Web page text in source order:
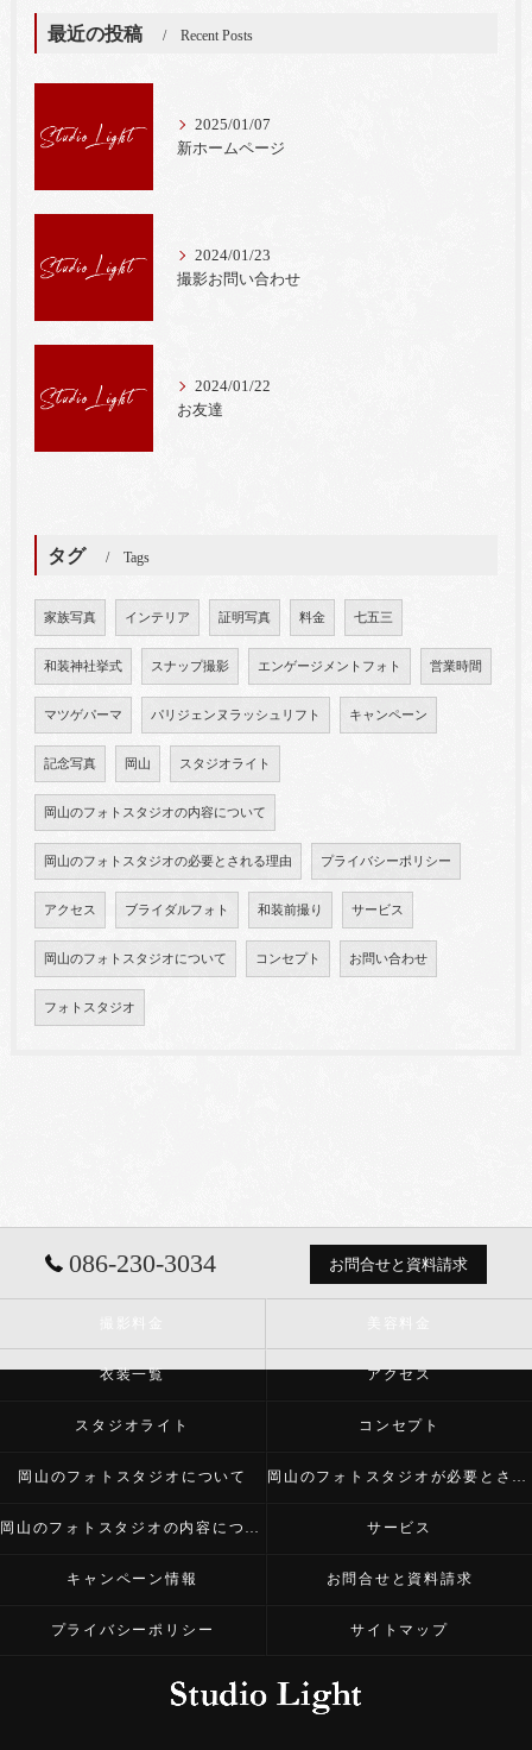
最近の投稿 Recent Posts
2025/01/07
新ホームページ
2024/01/23
撮影お問い合わせ
2024/01/22
お友達
タグ Tags
家族写真 インテリア 証明写真 料金 七五三
和装神社挙式 スナップ撮影 エンゲージメントフォト 営業時間
マツゲパーマ パリジェンヌラッシュリフト キャンペーン
記念写真 岡山 スタジオライト
岡山のフォトスタジオの内容について
岡山のフォトスタジオの必要とされる理由 プライバシーポリシー
アクセス ブライダルフォト 和装前撮り サービス
岡山のフォトスタジオについて コンセプト お問い合わせ
フォトスタジオ
086-230-3034 お問合せと資料請求
衣装一覧 アクセス
スタジオライト コンセプト
岡山のフォトスタジオについて 岡山のフォトスタジオが必要とされる理由
岡山のフォトスタジオの内容について サービス
キャンペーン情報 お問合せと資料請求
プライバシーポリシー サイトマップ